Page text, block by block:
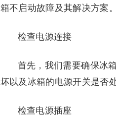
箱不启动故障及其解决方案。
检查电源连接
首先，我们需要确保冰
坏以及冰箱的电源开关是否
检查电源插座